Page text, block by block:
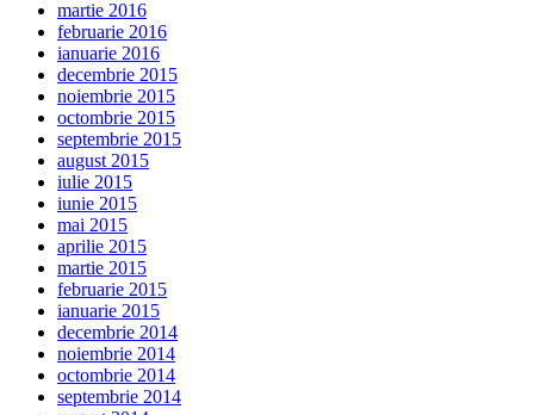
martie 2016
februarie 2016
ianuarie 2016
decembrie 2015
noiembrie 2015
octombrie 2015
septembrie 2015
august 2015
iulie 2015
iunie 2015
mai 2015
aprilie 2015
martie 2015
februarie 2015
ianuarie 2015
decembrie 2014
noiembrie 2014
octombrie 2014
septembrie 2014